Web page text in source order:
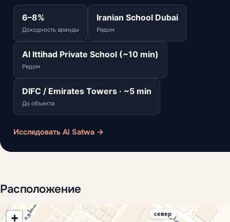
6–8%
Доходность аренды
Iranian School Dubai
Рядом
Al Ittihad Private School (~10 min)
Рядом
DIFC / Emirates Towers · ~5 min
До объекта
Исследовать Al Satwa →
Расположение
+
север